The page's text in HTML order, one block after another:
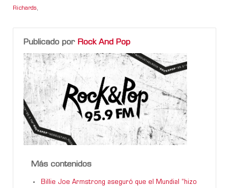
Richards,
Publicado por Rock And Pop
Más contenidos
Billie Joe Armstrong aseguró que el Mundial “hizo